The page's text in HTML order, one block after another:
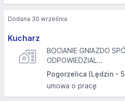
Kucharz
BOCIANIE GNIAZDO
ODPOWIEDZIAL...
Pogorzelica (Lędzin -
umowa o pracę
Dodana 30 września